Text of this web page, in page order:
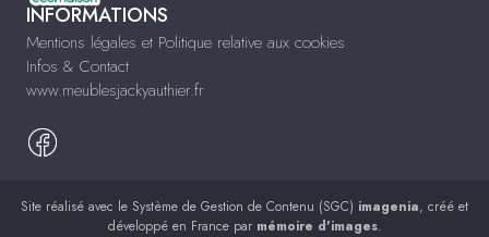
INFORMATIONS
Mentions légales et Politique relative aux cookies
Infos & Contact
www.meublesjackyauthier.fr
Site réalisé avec le Système de Gestion de Contenu (SGC) imagenia, créé et
développé en France par mémoire d'images.